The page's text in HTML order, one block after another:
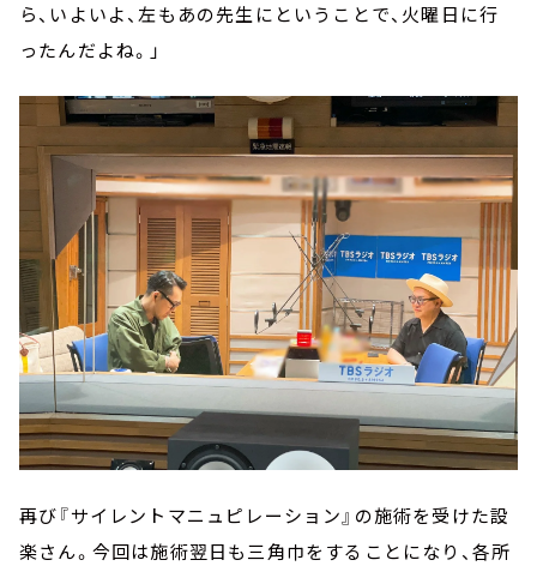
ら、いよいよ、左もあの先生にということで、火曜日に行
ったんだよね。」
再び『サイレントマニュピレーション』の施術を受けた設
楽さん。今回は施術翌日も三角巾をすることになり、各所